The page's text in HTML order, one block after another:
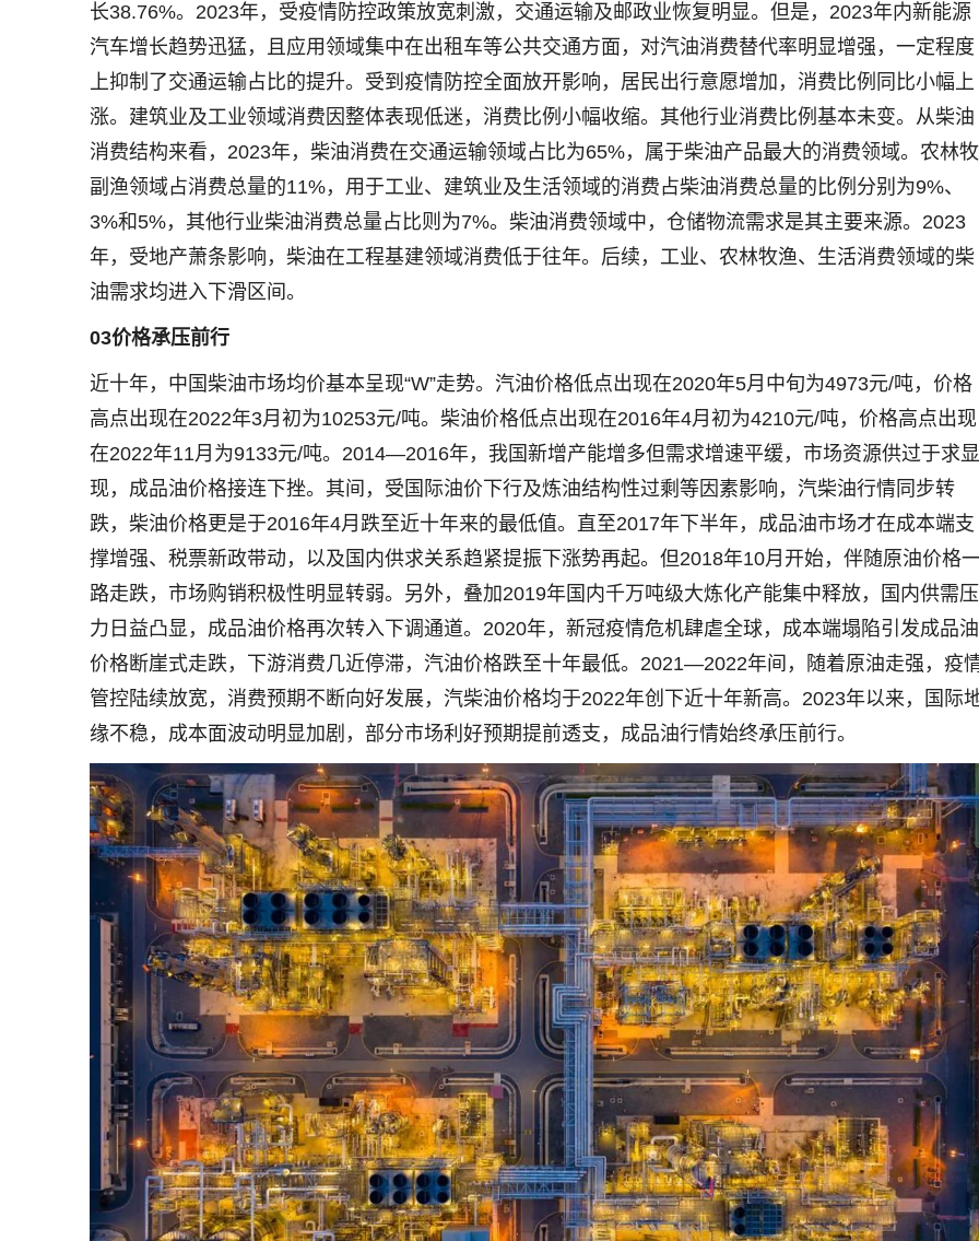
长38.76%。2023年，受疫情防控政策放宽刺激，交通运输及邮政业恢复明显。但是，2023年内新能源
汽车增长趋势迅猛，且应用领域集中在出租车等公共交通方面，对汽油消费替代率明显增强，一定程度
上抑制了交通运输占比的提升。受到疫情防控全面放开影响，居民出行意愿增加，消费比例同比小幅上
涨。建筑业及工业领域消费因整体表现低迷，消费比例小幅收缩。其他行业消费比例基本未变。从柴油
消费结构来看，2023年，柴油消费在交通运输领域占比为65%，属于柴油产品最大的消费领域。农林牧
副渔领域占消费总量的11%，用于工业、建筑业及生活领域的消费占柴油消费总量的比例分别为9%、
3%和5%，其他行业柴油消费总量占比则为7%。柴油消费领域中，仓储物流需求是其主要来源。2023
年，受地产萧条影响，柴油在工程基建领域消费低于往年。后续，工业、农林牧渔、生活消费领域的柴
油需求均进入下滑区间。
03价格承压前行
近十年，中国柴油市场均价基本呈现“W”走势。汽油价格低点出现在2020年5月中旬为4973元/吨，价格
高点出现在2022年3月初为10253元/吨。柴油价格低点出现在2016年4月初为4210元/吨，价格高点出现
在2022年11月为9133元/吨。2014—2016年，我国新增产能增多但需求增速平缓，市场资源供过于求显
现，成品油价格接连下挫。其间，受国际油价下行及炼油结构性过剩等因素影响，汽柴油行情同步转
跌，柴油价格更是于2016年4月跌至近十年来的最低值。直至2017年下半年，成品油市场才在成本端支
撑增强、税票新政带动，以及国内供求关系趋紧提振下涨势再起。但2018年10月开始，伴随原油价格
路走跌，市场购销积极性明显转弱。另外，叠加2019年国内千万吨级大炼化产能集中释放，国内供需压
力日益凸显，成品油价格再次转入下调通道。2020年，新冠疫情危机肆虐全球，成本端塌陷引发成品油
价格断崖式走跌，下游消费几近停滞，汽油价格跌至十年最低。2021—2022年间，随着原油走强，疫
管控陆续放宽，消费预期不断向好发展，汽柴油价格均于2022年创下近十年新高。2023年以来，国际
缘不稳，成本面波动明显加剧，部分市场利好预期提前透支，成品油行情始终承压前行。